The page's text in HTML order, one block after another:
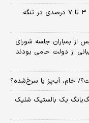
رویترز: ایران و عمان برای تعیین تعرفه ترانزیت ۳ تا ۷ درصدی در تنگه
از بمباران جلسه شورای
از دولت حامی بودند
خام، آب‌پز یا سرخ‌شده؟
یک بالستیک شلیک